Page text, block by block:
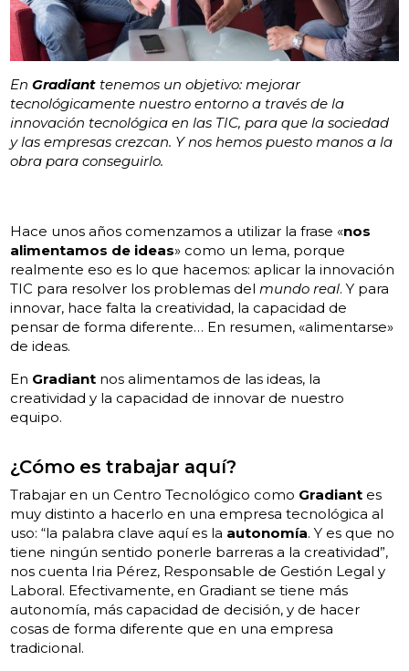
EnGradiant tenemos un objetivo: mejorar
tecnológicamente nuestro entorno a través de la
innovación tecnológica en las TIC, para que la sociedad
y las empresas crezcan. Y nos hemos puesto manos a la
obra para conseguirlo.
Hace unos años comenzamos a utilizar la frase «nos
alimentamos de ideas» como un lema, porque
realmente eso es lo que hacemos: aplicar la innovación
TIC para resolver los problemas delmundo real. Y para
innovar, hace falta la creatividad, la capacidad de
pensar de forma diferente… En resumen, «alimentarse»
de ideas.
En Gradiant nos alimentamos de las ideas, la
creatividad y la capacidad de innovar de nuestro
equipo.
¿Cómo es trabajar aquí?
Trabajar en un Centro Tecnológico como Gradiant es
muy distinto a hacerlo en una empresa tecnológica al
uso: “la palabra clave aquí es la autonomía. Y es que no
tiene ningún sentido ponerle barreras a la creatividad”,
nos cuenta Iria Pérez, Responsable de Gestión Legal y
Laboral. Efectivamente, en Gradiant se tiene más
autonomía, más capacidad de decisión, y de hacer
cosas de forma diferente que en una empresa
tradicional.